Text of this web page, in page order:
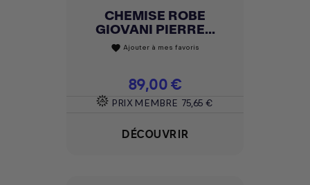
CHEMISE ROBE
GIOVANI PIERRE...
favorite Ajouter à mes favoris
Prix
89,00 €
PRIX MEMBRE 75,65 €
DÉCOUVRIR